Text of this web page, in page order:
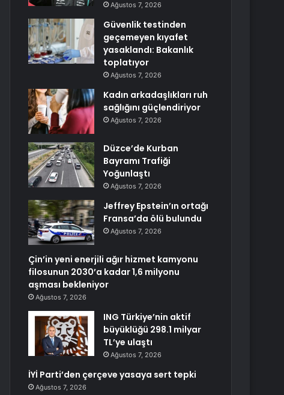
Ağustos 7, 2026
Güvenlik testinden
geçemeyen kıyafet
yasaklandı: Bakanlık
toplatıyor
Ağustos 7, 2026
Kadın arkadaşlıkları ruh
sağlığını güçlendiriyor
Ağustos 7, 2026
Düzce’de Kurban
Bayramı Trafiği
Yoğunlaştı
Ağustos 7, 2026
Jeffrey Epstein’ın ortağı
Fransa’da ölü bulundu
Ağustos 7, 2026
Çin’in yeni enerjili ağır hizmet kamyonu
filosunun 2030’a kadar 1,6 milyonu
aşması bekleniyor
Ağustos 7, 2026
ING Türkiye’nin aktif
büyüklüğü 298.1 milyar
TL’ye ulaştı
Ağustos 7, 2026
İYİ Parti’den çerçeve yasaya sert tepki
Ağustos 7, 2026